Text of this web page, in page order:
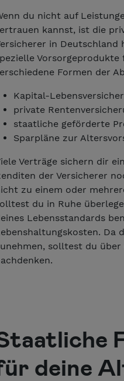
du nicht auf
kannst, ist die
in Deutschland
Formen der
Kapital-
private
staatliche geförderte
Sparpläne zur
Verträge sichern dir
der Versicherer
zu einem oder
du in Ruhe
Lebensstandards
Da
solltest du über
deine